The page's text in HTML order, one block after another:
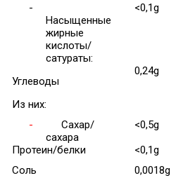
-
Насыщенные
жирные
кислоты/
сатураты:
<0,1g
Углеводы
0,24g
Из них:
-
Сахар/
сахара
<0,5g
Протеин/белки
<0,1g
Соль
0,0018g